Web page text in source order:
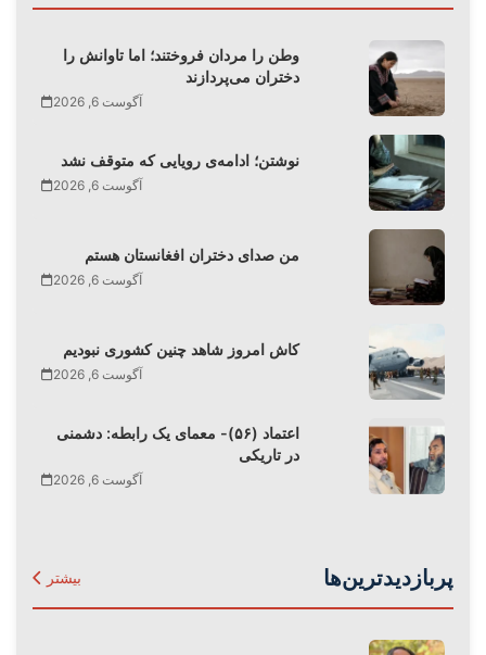
وطن را مردان فروختند؛ اما تاوانش را
دختران می‌پردازند
آگوست 6, 2026
نوشتن؛ ادامه‌ی رویایی که متوقف نشد
آگوست 6, 2026
من صدای دختران افغانستان هستم
آگوست 6, 2026
کاش امروز شاهد چنین کشوری نبودیم
آگوست 6, 2026
اعتماد (۵۶)- معمای یک رابطه: دشمنی
در تاریکی
آگوست 6, 2026
پربازدیدترین‌ها بیشتر